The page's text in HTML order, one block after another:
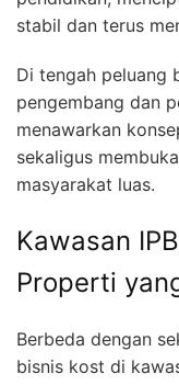
stabil dan terus
Di tengah peluang
pengembang dan
menawarkan
sekaligus
masyarakat luas.
Kawasan
Properti
Berbeda dengan
bisnis kost di